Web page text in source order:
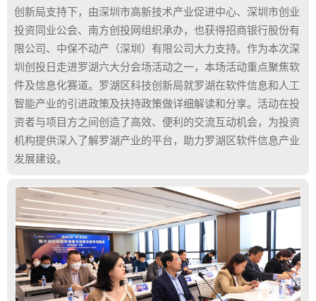
创新局支持下，由深圳市高新技术产业促进中心、深圳市创业
投资同业公会、南方创投网组织承办，也获得招商银行股份有
限公司、中保不动产（深圳）有限公司大力支持。作为本次深
圳创投日走进罗湖六大分会场活动之一，本场活动重点聚焦软
件及信息化赛道。罗湖区科技创新局就罗湖在软件信息和人工
智能产业的引进政策及扶持政策做详细解读和分享。活动在投
资者与项目方之间创造了高效、便利的交流互动机会，为投资
机构提供深入了解罗湖产业的平台，助力罗湖区软件信息产业
发展建设。